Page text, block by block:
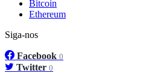
Bitcoin
Ethereum
Siga-nos
Facebook 0
Twitter 0